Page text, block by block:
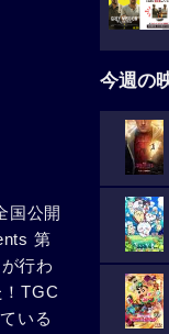
国公開
第
行わ
TGC
いる
今週の